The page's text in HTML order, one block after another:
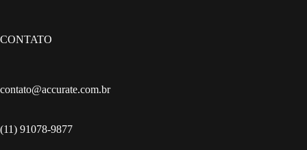
CONTATO
contato@accurate.com.br
(11) 91078-9877